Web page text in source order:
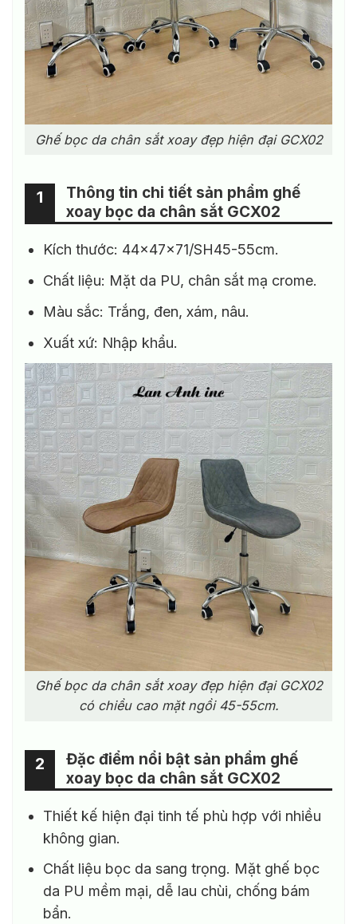
Ghế bọc da chân sắt xoay đẹp hiện đại GCX02
Thông tin chi tiết sản phẩm ghế
xoay bọc da chân sắt GCX02
1
Kích thước: 44x47x71/SH45-55cm.
Chất liệu: Mặt da PU, chân sắt mạ crome.
Màu sắc: Trắng, đen, xám, nâu.
Xuất xứ: Nhập khẩu.
Ghế bọc da chân sắt xoay đẹp hiện đại GCX02
có chiều cao mặt ngồi 45-55cm.
Đặc điểm nổi bật sản phẩm ghế
xoay bọc da chân sắt GCX02
2
Thiết kế hiện đại tinh tế phù hợp với nhiều
không gian.
Chất liệu bọc da sang trọng. Mặt ghế bọc
da PU mềm mại, dễ lau chùi, chống bám
bẩn.